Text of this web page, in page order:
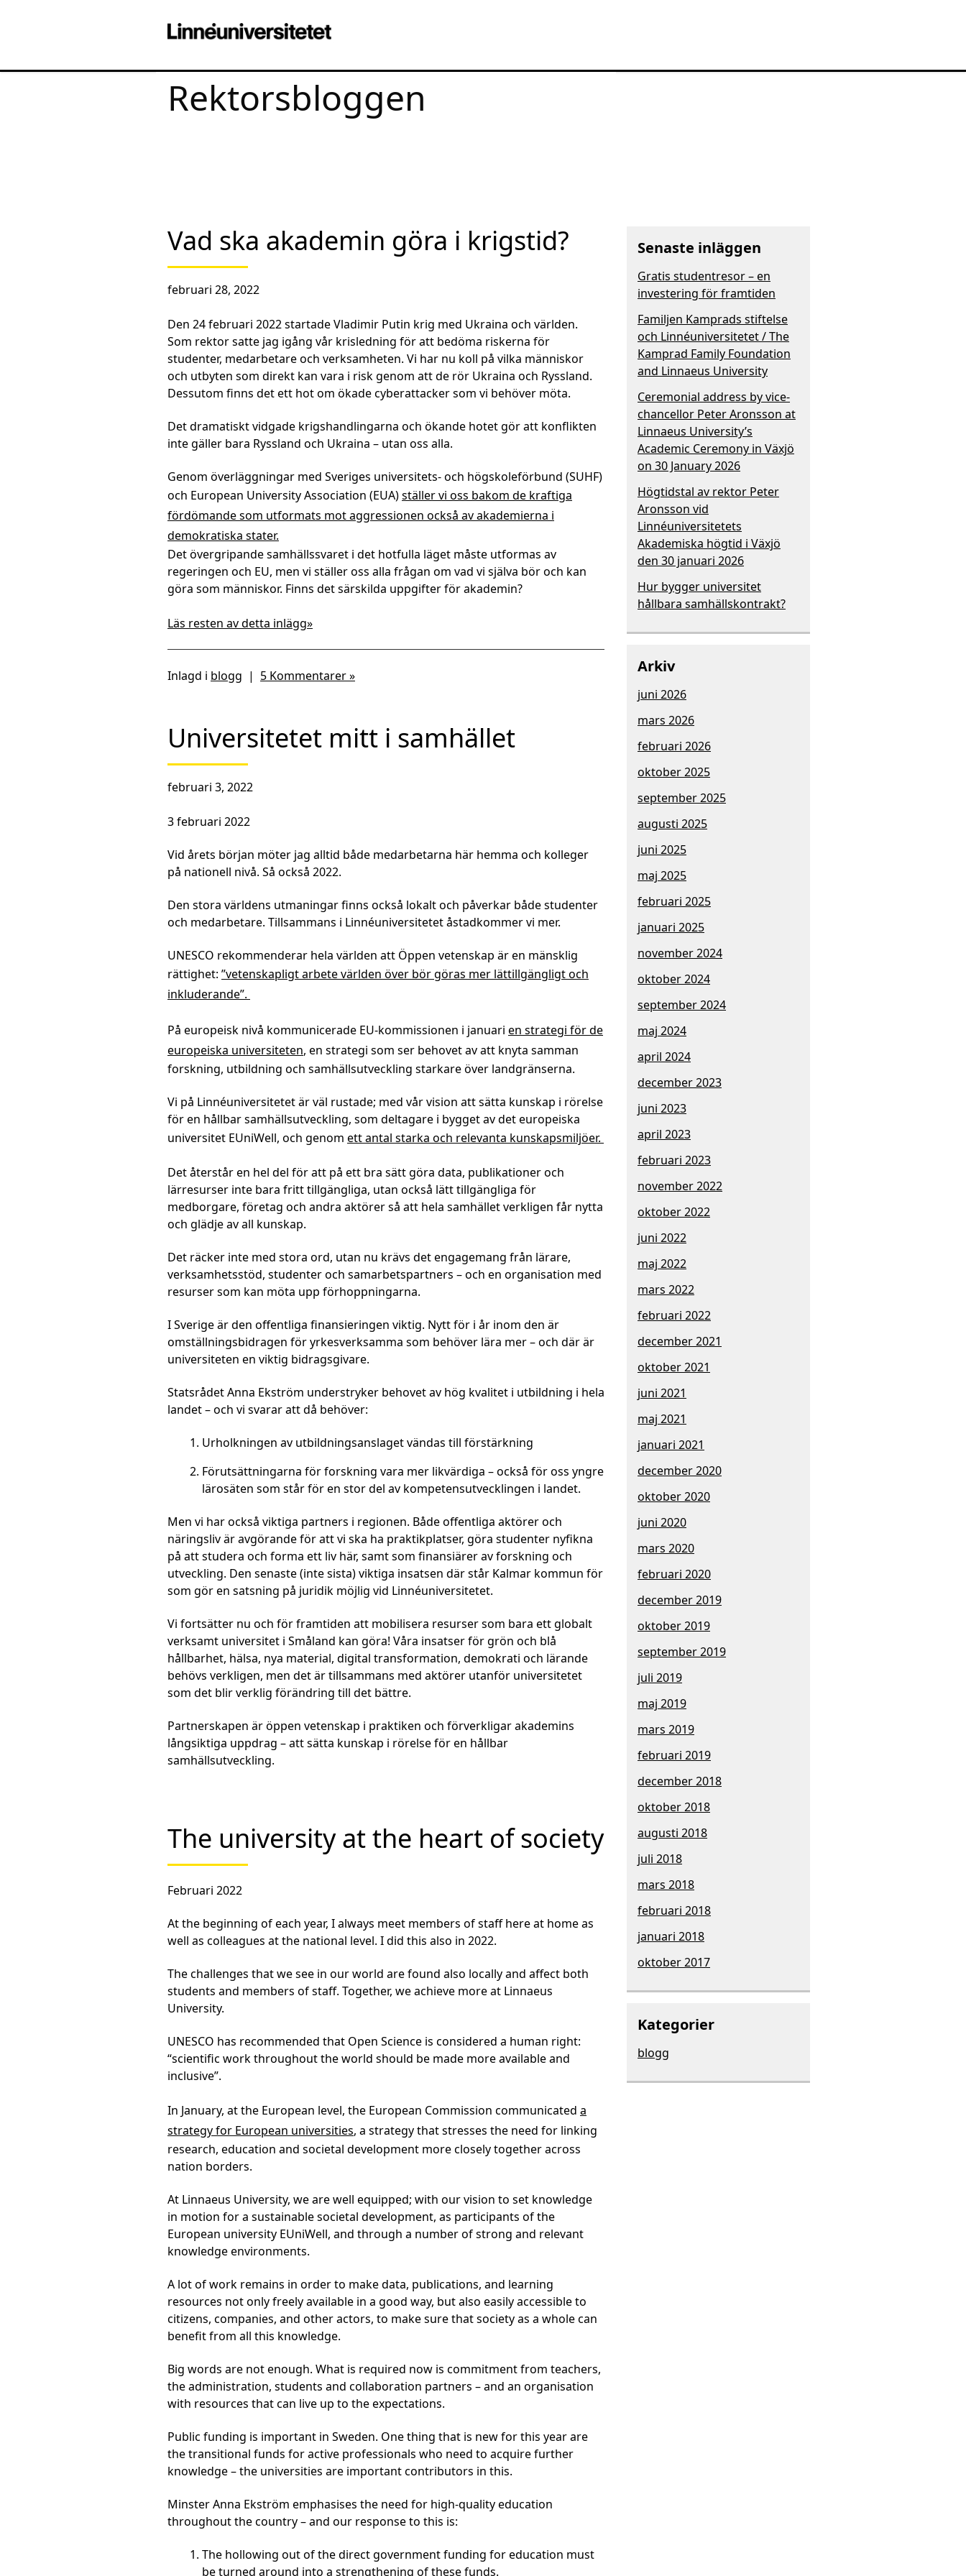
Rektorsbloggen
Vad ska akademin göra i krigstid?
februari 28, 2022
Den 24 februari 2022 startade Vladimir Putin krig med Ukraina och världen.
Som rektor satte jag igång vår krisledning för att bedöma riskerna för
studenter, medarbetare och verksamheten. Vi har nu koll på vilka människor
och utbyten som direkt kan vara i risk genom att de rör Ukraina och Ryssland.
Dessutom finns det ett hot om ökade cyberattacker som vi behöver möta.
Det dramatiskt vidgade krigshandlingarna och ökande hotet gör att konflikten
inte gäller bara Ryssland och Ukraina – utan oss alla.
Genom överläggningar med Sveriges universitets- och högskoleförbund (SUHF)
och European University Association (EUA)ställer vi oss bakom de kraftiga
fördömande som utformats mot aggressionen också av akademierna i
demokratiska stater.
Det övergripande samhällssvaret i det hotfulla läget måste utformas av
regeringen och EU, men vi ställer oss alla frågan om vad vi själva bör och kan
göra som människor. Finns det särskilda uppgifter för akademin?
Läs resten av detta inlägg»
Inlagd i blogg | 5 Kommentarer »
Universitetet mitt i samhället
februari 3, 2022
3 februari 2022
Vid årets början möter jag alltid både medarbetarna här hemma och kolleger
på nationell nivå. Så också 2022.
Den stora världens utmaningar finns också lokalt och påverkar både studenter
och medarbetare. Tillsammans i Linnéuniversitetet åstadkommer vi mer.
UNESCO rekommenderar hela världen att Öppen vetenskap är en mänsklig
rättighet: ”vetenskapligt arbete världen över bör göras mer lättillgängligt och
inkluderande”.
På europeisk nivå kommunicerade EU-kommissionen i januari en strategi för de
europeiska universiteten, en strategi som ser behovet av att knyta samman
forskning, utbildning och samhällsutveckling starkare över landgränserna.
Vi på Linnéuniversitetet är väl rustade; med vår vision att sätta kunskap i rörelse
för en hållbar samhällsutveckling, som deltagare i bygget av det europeiska
universitet EUniWell, och genom ett antal starka och relevanta kunskapsmiljöer.
Det återstår en hel del för att på ett bra sätt göra data, publikationer och
lärresurser inte bara fritt tillgängliga, utan också lätt tillgängliga för
medborgare, företag och andra aktörer så att hela samhället verkligen får nytta
och glädje av all kunskap.
Det räcker inte med stora ord, utan nu krävs det engagemang från lärare,
verksamhetsstöd, studenter och samarbetspartners – och en organisation med
resurser som kan möta upp förhoppningarna.
I Sverige är den offentliga finansieringen viktig. Nytt för i år inom den är
omställningsbidragen för yrkesverksamma som behöver lära mer – och där är
universiteten en viktig bidragsgivare.
Statsrådet Anna Ekström understryker behovet av hög kvalitet i utbildning i hela
landet – och vi svarar att då behöver:
Urholkningen av utbildningsanslaget vändas till förstärkning
Förutsättningarna för forskning vara mer likvärdiga – också för oss yngre
lärosäten som står för en stor del av kompetensutvecklingen i landet.
Men vi har också viktiga partners i regionen. Både offentliga aktörer och
näringsliv är avgörande för att vi ska ha praktikplatser, göra studenter nyfikna
på att studera och forma ett liv här, samt som finansiärer av forskning och
utveckling. Den senaste (inte sista) viktiga insatsen där står Kalmar kommun för
som gör en satsning på juridik möjlig vid Linnéuniversitetet.
Vi fortsätter nu och för framtiden att mobilisera resurser som bara ett globalt
verksamt universitet i Småland kan göra! Våra insatser för grön och blå
hållbarhet, hälsa, nya material, digital transformation, demokrati och lärande
behövs verkligen, men det är tillsammans med aktörer utanför universitetet
som det blir verklig förändring till det bättre.
Partnerskapen är öppen vetenskap i praktiken och förverkligar akademins
långsiktiga uppdrag – att sätta kunskap i rörelse för en hållbar
samhällsutveckling.
The university at the heart of society
Februari 2022
At the beginning of each year, I always meet members of staff here at home as
well as colleagues at the national level. I did this also in 2022.
The challenges that we see in our world are found also locally and affect both
students and members of staff. Together, we achieve more at Linnaeus
University.
UNESCO has recommended that Open Science is considered a human right:
“scientific work throughout the world should be made more available and
inclusive”.
In January, at the European level, the European Commission communicated a
strategy for European universities, a strategy that stresses the need for linking
research, education and societal development more closely together across
nation borders.
At Linnaeus University, we are well equipped; with our vision to set knowledge
in motion for a sustainable societal development, as participants of the
European university EUniWell, and through a number of strong and relevant
knowledge environments.
A lot of work remains in order to make data, publications, and learning
resources not only freely available in a good way, but also easily accessible to
citizens, companies, and other actors, to make sure that society as a whole can
benefit from all this knowledge.
Big words are not enough. What is required now is commitment from teachers,
the administration, students and collaboration partners – and an organisation
with resources that can live up to the expectations.
Public funding is important in Sweden. One thing that is new for this year are
the transitional funds for active professionals who need to acquire further
knowledge – the universities are important contributors in this.
Minster Anna Ekström emphasises the need for high-quality education
throughout the country – and our response to this is:
The hollowing out of the direct government funding for education must
be turned around into a strengthening of these funds.
Senaste inläggen
Gratis studentresor – en
investering för framtiden
Familjen Kamprads stiftelse
och Linnéuniversitetet / The
Kamprad Family Foundation
and Linnaeus University
Ceremonial address by vice-
chancellor Peter Aronsson at
Linnaeus University’s
Academic Ceremony in Växjö
on 30 January 2026
Högtidstal av rektor Peter
Aronsson vid
Linnéuniversitetets
Akademiska högtid i Växjö
den 30 januari 2026
Hur bygger universitet
hållbara samhällskontrakt?
Arkiv
juni 2026
mars 2026
februari 2026
oktober 2025
september 2025
augusti 2025
juni 2025
maj 2025
februari 2025
januari 2025
november 2024
oktober 2024
september 2024
maj 2024
april 2024
december 2023
juni 2023
april 2023
februari 2023
november 2022
oktober 2022
juni 2022
maj 2022
mars 2022
februari 2022
december 2021
oktober 2021
juni 2021
maj 2021
januari 2021
december 2020
oktober 2020
juni 2020
mars 2020
februari 2020
december 2019
oktober 2019
september 2019
juli 2019
maj 2019
mars 2019
februari 2019
december 2018
oktober 2018
augusti 2018
juli 2018
mars 2018
februari 2018
januari 2018
oktober 2017
Kategorier
blogg